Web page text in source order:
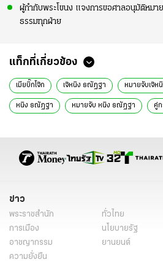
ผู้กำกับพระโขนง แจงการขอศาลอนุมัติหมา
ธรรมทุกฝ่าย
แท็กที่เกี่ยวข้อง
เมียบิ๊กโจ๊ก เจ๊หนิง ธณัฏฐา หมายจับเจ๊ห
หนิง ธณัฏฐา หมายจับ หนิง ธณัฏฐา คู่ก
ข่าว
พระราชสำนัก ทั่วไทย
การเมือง
นโยบายรัฐ
อาชญากรรม
ยานยนต์
ความยั่งยืน